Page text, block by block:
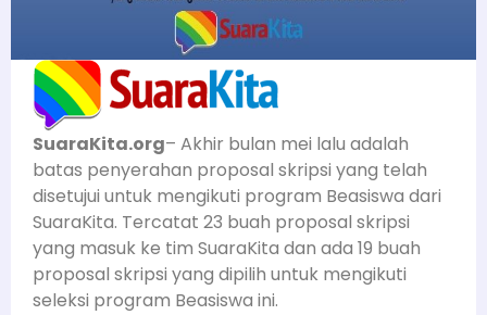
SuaraKita.org– Akhir bulan mei lalu adalah
batas penyerahan proposal skripsi yang telah
disetujui untuk mengikuti program Beasiswa dari
SuaraKita. Tercatat 23 buah proposal skripsi
yang masuk ke tim SuaraKita dan ada 19 buah
proposal skripsi yang dipilih untuk mengikuti
seleksi program Beasiswa ini.